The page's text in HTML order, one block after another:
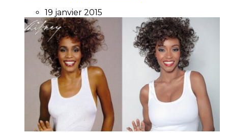
19 janvier 2015